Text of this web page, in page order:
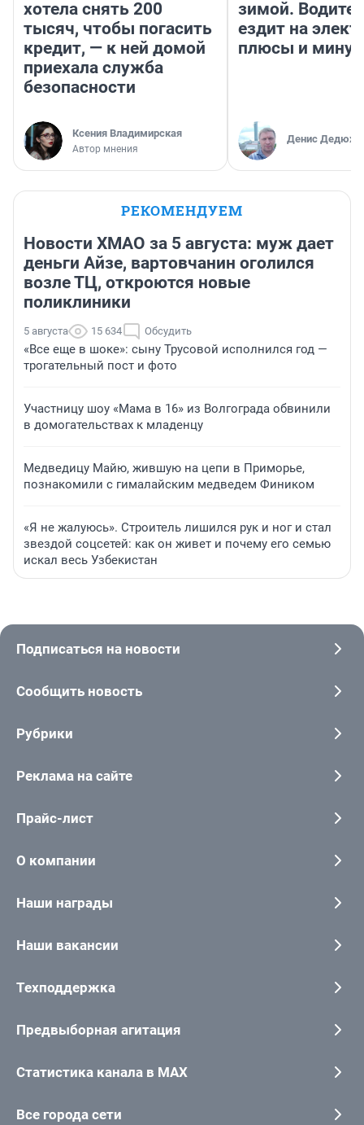
хотела снять 200
тысяч, чтобы погасить
кредит, — к ней домой
приехала служба
безопасности
Ксения Владимирская
Автор мнения
зимой.
ездит на
плюсы и
Денис
РЕКОМЕНДУЕМ
Новости ХМАО за 5 августа: муж дает
деньги Айзе, вартовчанин оголился
возле ТЦ, откроются новые
поликлиники
5 августа 15 634 Обсудить
«Все еще в шоке»: сыну Трусовой исполнился год —
трогательный пост и фото
Участницу шоу «Мама в 16» из Волгограда обвинили
в домогательствах к младенцу
Медведицу Майю, жившую на цепи в Приморье,
познакомили с гималайским медведем Фиником
«Я не жалуюсь». Строитель лишился рук и ног и стал
звездой соцсетей: как он живет и почему его семью
искал весь Узбекистан
Подписаться на новости
Сообщить новость
Рубрики
Реклама на сайте
Прайс-лист
О компании
Наши награды
Наши вакансии
Техподдержка
Предвыборная агитация
Статистика канала в MAX
Все города сети